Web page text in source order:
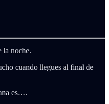
la noche.
cuando llegues al final de
es….